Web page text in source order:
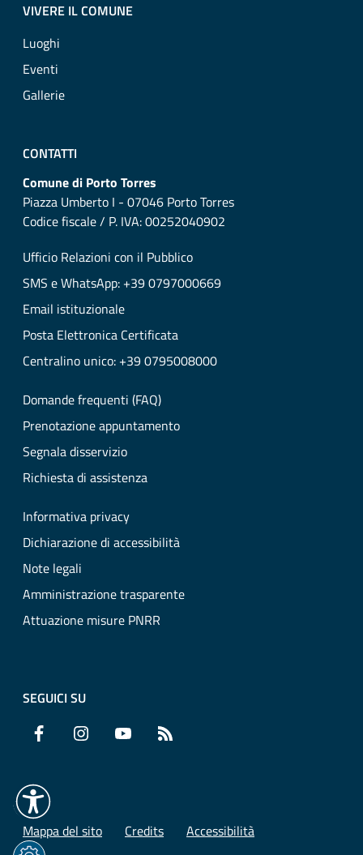
VIVERE IL COMUNE
Luoghi
Eventi
Gallerie
CONTATTI
Comune di Porto Torres
Piazza Umberto I - 07046 Porto Torres
Codice fiscale / P. IVA: 00252040902
Ufficio Relazioni con il Pubblico
SMS e WhatsApp: +39 0797000669
Email istituzionale
Posta Elettronica Certificata
Centralino unico: +39 0795008000
Domande frequenti (FAQ)
Prenotazione appuntamento
Segnala disservizio
Richiesta di assistenza
Informativa privacy
Dichiarazione di accessibilità
Note legali
Amministrazione trasparente
Attuazione misure PNRR
SEGUICI SU
Facebook Instagram YouTube
Mappa del sito Credits Accessibilità